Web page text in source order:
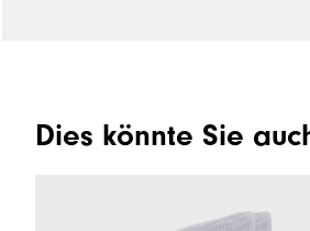
Dies könnte Sie